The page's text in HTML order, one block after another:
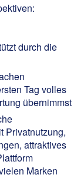
durch die
Tag volles
übernimmst
Privatnutzung,
attraktives
Marken